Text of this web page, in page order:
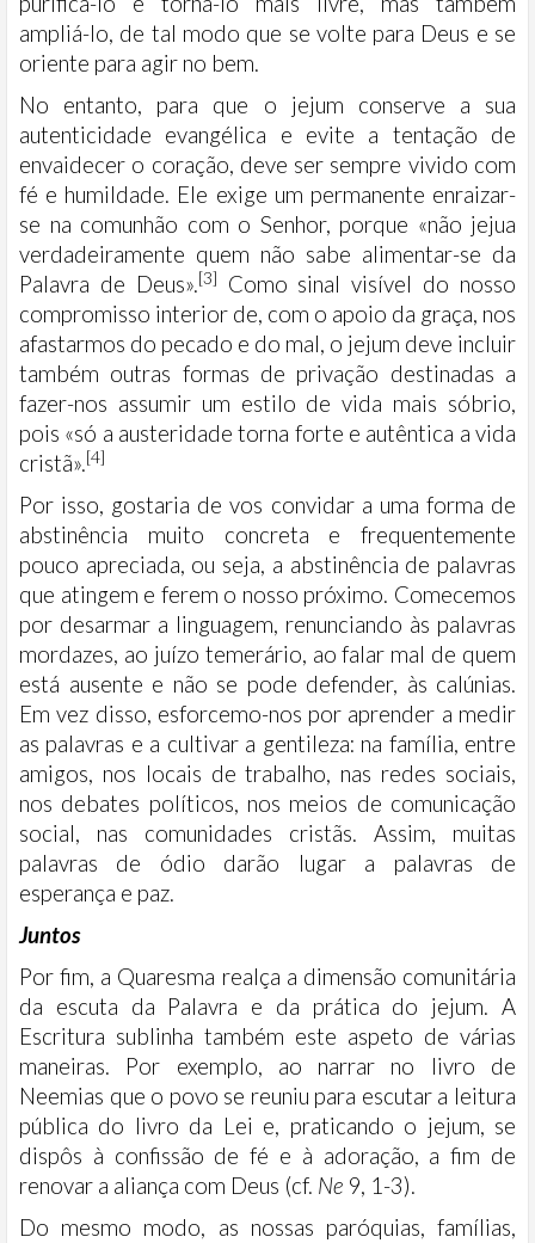
ampliá-lo, de tal modo que se volte para Deus e se
oriente para agir no bem.
No entanto, para que o jejum conserve a sua
autenticidade evangélica e evite a tentação de
envaidecer o coração, deve ser sempre vivido com
fé e humildade. Ele exige um permanente enraizar-
se na comunhão com o Senhor, porque «não jejua
verdadeiramente quem não sabe alimentar-se da
Palavra de Deus».[3]
Como sinal visível do nosso
compromisso interior de, com o apoio da graça, nos
afastarmos do pecado e do mal, o jejum deve incluir
também outras formas de privação destinadas a
fazer-nos assumir um estilo de vida mais sóbrio,
pois «só a austeridade torna forte e autêntica a vida
cristã».[4]
Por isso, gostaria de vos convidar a uma forma de
abstinência muito concreta e frequentemente
pouco apreciada, ou seja, a abstinência de palavras
que atingem e ferem o nosso próximo. Comecemos
por desarmar a linguagem, renunciando às palavras
mordazes, ao juízo temerário, ao falar mal de quem
está ausente e não se pode defender, às calúnias.
Em vez disso, esforcemo-nos por aprender a medir
as palavras e a cultivar a gentileza: na família, entre
amigos, nos locais de trabalho, nas redes sociais,
nos debates políticos, nos meios de comunicação
social, nas comunidades cristãs. Assim, muitas
palavras de ódio darão lugar a palavras de
esperança e paz.
Juntos
Por fim, a Quaresma realça a dimensão comunitária
da escuta da Palavra e da prática do jejum. A
Escritura sublinha também este aspeto de várias
maneiras. Por exemplo, ao narrar no livro de
Neemias que o povo se reuniu para escutar a leitura
pública do livro da Lei e, praticando o jejum, se
dispôs à confissão de fé e à adoração, a fim de
renovar a aliança com Deus (cf. Ne 9, 1-3).
Do mesmo modo, as nossas paróquias, famílias,